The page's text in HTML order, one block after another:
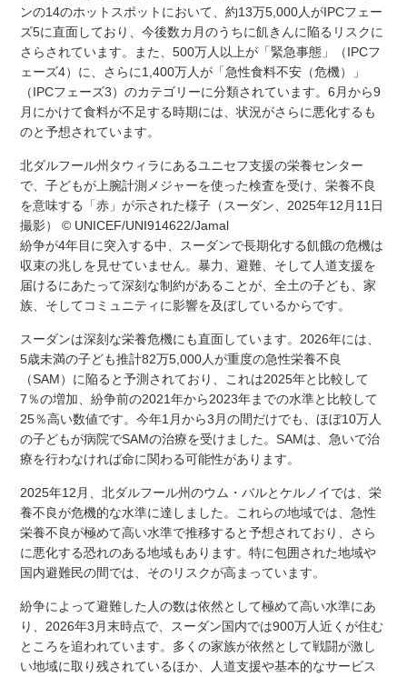
ンの14のホットスポットにおいて、約13万5,000人がIPCフェー
ズ5に直面しており、今後数カ月のうちに飢きんに陥るリスクに
さらされています。また、500万人以上が「緊急事態」（IPCフ
ェーズ4）に、さらに1,400万人が「急性食料不安（危機）」
（IPCフェーズ3）のカテゴリーに分類されています。6月から9
月にかけて食料が不足する時期には、状況がさらに悪化するも
のと予想されています。
北ダルフール州タウィラにあるユニセフ支援の栄養センター
で、子どもが上腕計測メジャーを使った検査を受け、栄養不良
を意味する「赤」が示された様子（スーダン、2025年12月11日
撮影） © UNICEF/UNI914622/Jamal
紛争が4年目に突入する中、スーダンで長期化する飢餓の危機は
収束の兆しを見せていません。暴力、避難、そして人道支援を
届けるにあたって深刻な制約があることが、全土の子ども、家
族、そしてコミュニティに影響を及ぼしているからです。
スーダンは深刻な栄養危機にも直面しています。2026年には、
5歳未満の子ども推計82万5,000人が重度の急性栄養不良
（SAM）に陥ると予測されており、これは2025年と比較して
7％の増加、紛争前の2021年から2023年までの水準と比較して
25％高い数値です。今年1月から3月の間だけでも、ほぼ10万人
の子どもが病院でSAMの治療を受けました。SAMは、急いで治
療を行わなければ命に関わる可能性があります。
2025年12月、北ダルフール州のウム・バルとケルノイでは、栄
養不良が危機的な水準に達しました。これらの地域では、急性
栄養不良が極めて高い水準で推移すると予想されており、さら
に悪化する恐れのある地域もあります。特に包囲された地域や
国内避難民の間では、そのリスクが高まっています。
紛争によって避難した人の数は依然として極めて高い水準にあ
り、2026年3月末時点で、スーダン国内では900万人近くが住む
ところを追われています。多くの家族が依然として戦闘が激し
い地域に取り残されているほか、人道支援や基本的なサービス